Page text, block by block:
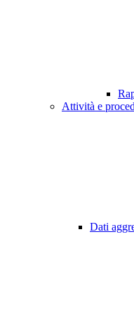
Attività e
Dati